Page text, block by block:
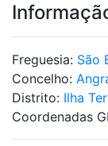
Freguesia: São
Concelho:
Distrito: Ilha
Coordenadas